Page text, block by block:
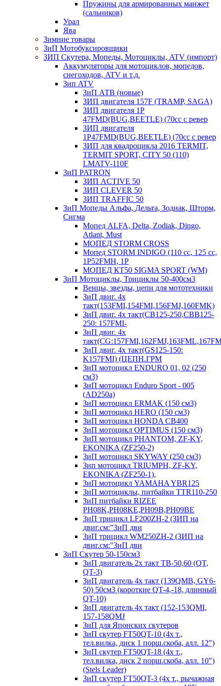
Пружины для армированных манжет
(сальников)
Урал
Ява
Зимние товары
ЗиП Мотобуксировщики
ЗИП Скутера, Мопеды, Мотоциклы, ATV (импорт)
Аккумуляторы для мотоциклов, мопедов,
снегоходов, ATV и т.д.
Зип ATV
ЗиП АТВ (новые)
ЗИП двигателя 157F (TRAMP, SAGA)
ЗИП двигателя 1P
47FMD(BUG,BEETLE) (70cc с ревер
ЗИП двигателя
1P47FMD(BUG,BEETLE) (70cc с ревер
ЗИП для квадроцикла 2016 TERMIT,
TERMIT SPORT, CITY 50 (110)
LMATV-110F
ЗиП PATRON
ЗИП ACTIVE 50
ЗИП CLEVER 50
ЗИП TRAFFIC 50
ЗиП Мопеды Альфа, Дельта, Зодиак, Шторм,
Сигма
Мопед ALFA, Delta, Zodiak, Dingo,
Atlant, Must
МОПЕД STORM CROSS
Мопед STORM INDIGO (110 сс, 125 cc,
1P52FMH, 1P
МОПЕД КТ50 SIGMA SPORT (WM)
ЗиП Мотоциклы, Трициклы 50-400см3
Венцы, звезды, цепи для мототехники
ЗиП двиг. 4х
такт(153FMI,154FMI,156FMJ,160FMK)
ЗиП двиг. 4х такт(CB125-250,CBB125-
250: 157FMI-
ЗиП двиг. 4х
ЗиП двиг. 4х такт(GS125-150:
K157FMI) (ЦЕПН.ГРМ
ЗиП мотоцикл ENDURO 01, 02 (250
см3)
ЗиП мотоцикл Enduro Sport - 005
(AD250a)
ЗиП мотоцикл ERMAK (150 см3)
ЗиП мотоцикл HERO (150 см3)
ЗиП мотоцикл HONDA CB400
ЗиП мотоцикл OPTIMUS (150 см3)
ЗиП мотоцикл PHANTOM, ZF-KY,
EKONIKA (ZF250-2)
ЗиП мотоцикл SKYWAY (250 см3)
Зип мотоцикл TRIUMPH, ZF-KY,
EKONIKA (ZF250-1),
ЗиП мотоцикл YAMAHA YBR125
ЗиП мотоциклы, питбайки TTR110-250
ЗиП питбайки RIZEE
PH08K,PH08KE,PH09B,PH09BE
ЗиП трицикл LF200ZH-2 (ЗИП на
двиг.см:"ЗиП дви
ЗиП трицикл WM250ZH-2 (ЗИП на
двиг.см:"ЗиП дви
ЗиП Скутер 50-150см3
ЗиП двигатель 2х такт ТВ-50,60 (QT,
QT-3)
ЗиП двигатель 4х такт (139QMB, GY6-
50) 50см3 (короткие QT-4,-18, длинный
QT-10)
ЗиП двигатель 4х такт (152-153QMI,
157-158QMJ
ЗиП для Японских скутеров
ЗиП скутер FT50QT-10 (4х т.,
тел.вилка, диск 1 порш.скоба, алл. 12")
ЗиП скутер FT50QT-18 (4х т.,
тел.вилка, диск 2 порш.скоба, алл. 10")
(Stels Leader)
ЗиП скутер FT50QT-3 (4х т., рычажная